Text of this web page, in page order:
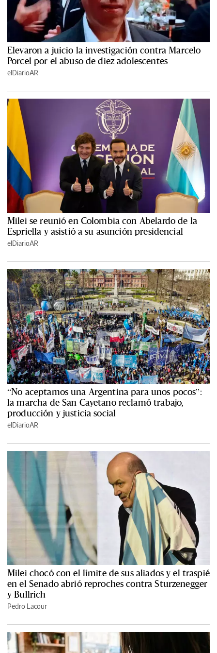
Elevaron a juicio la investigación contra Marcelo
Porcel por el abuso de diez adolescentes
elDiarioAR
Milei se reunió en Colombia con Abelardo de la
Espriella y asistió a su asunción presidencial
elDiarioAR
“No aceptamos una Argentina para unos pocos”:
la marcha de San Cayetano reclamó trabajo,
producción y justicia social
elDiarioAR
Milei chocó con el límite de sus aliados y el traspié
en el Senado abrió reproches contra Sturzenegger
y Bullrich
Pedro Lacour